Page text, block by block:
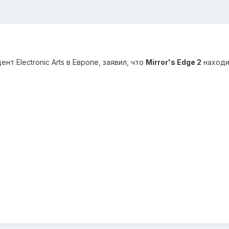
Electronic Arts в Европе, заявил, что Mirror's Edge 2